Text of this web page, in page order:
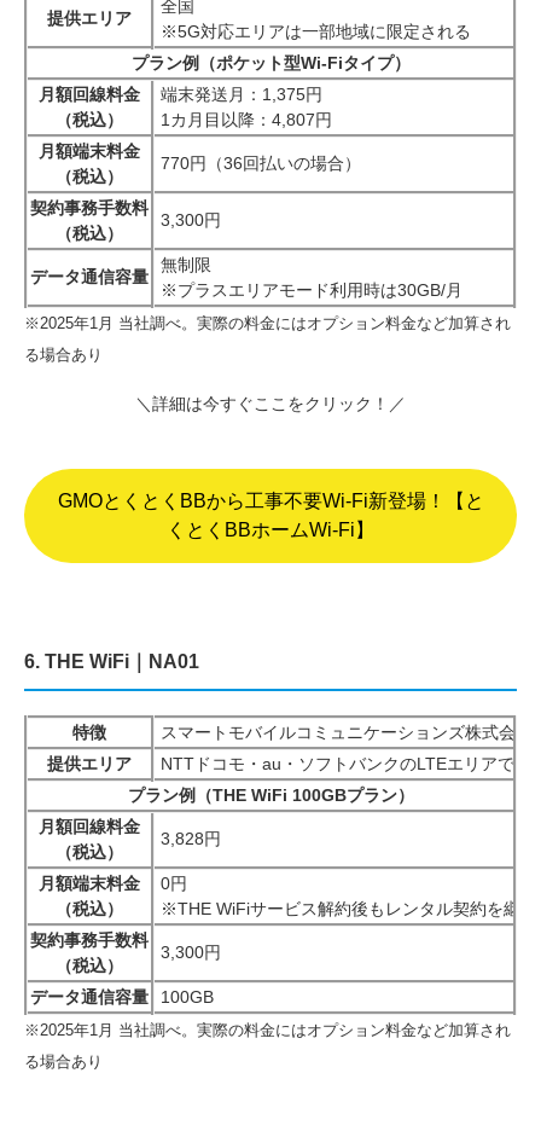
提供エリア
全国
※5G対応エリアは一部地域に限定される
プラン例（ポケット型Wi-Fiタイプ）
月額回線料金
（税込）
端末発送月：1,375円
1カ月目以降：4,807円
月額端末料金
（税込）
770円（36回払いの場合）
契約事務手数料
（税込）
3,300円
データ通信容量
無制限
※プラスエリアモード利用時は30GB/月
※2025年1月 当社調べ。実際の料金にはオプション料金など加算され
る場合あり
＼詳細は今すぐここをクリック！／
GMOとくとくBBから工事不要Wi-Fi新登場！【と
くとくBBホームWi-Fi】
6. THE WiFi｜NA01
特徴
スマートモバイルコミュニケーションズ株式会
提供エリア
NTTドコモ・au・ソフトバンクのLTEエリアで利
プラン例（THE WiFi 100GBプラン）
月額回線料金
（税込）
3,828円
月額端末料金
（税込）
0円
※THE WiFiサービス解約後もレンタル契約を継
契約事務手数料
（税込）
3,300円
データ通信容量 100GB
※2025年1月 当社調べ。実際の料金にはオプション料金など加算され
る場合あり